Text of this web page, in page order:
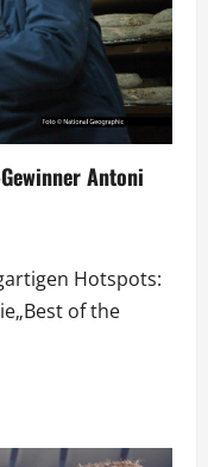
Antoni
Hotspots:
of the